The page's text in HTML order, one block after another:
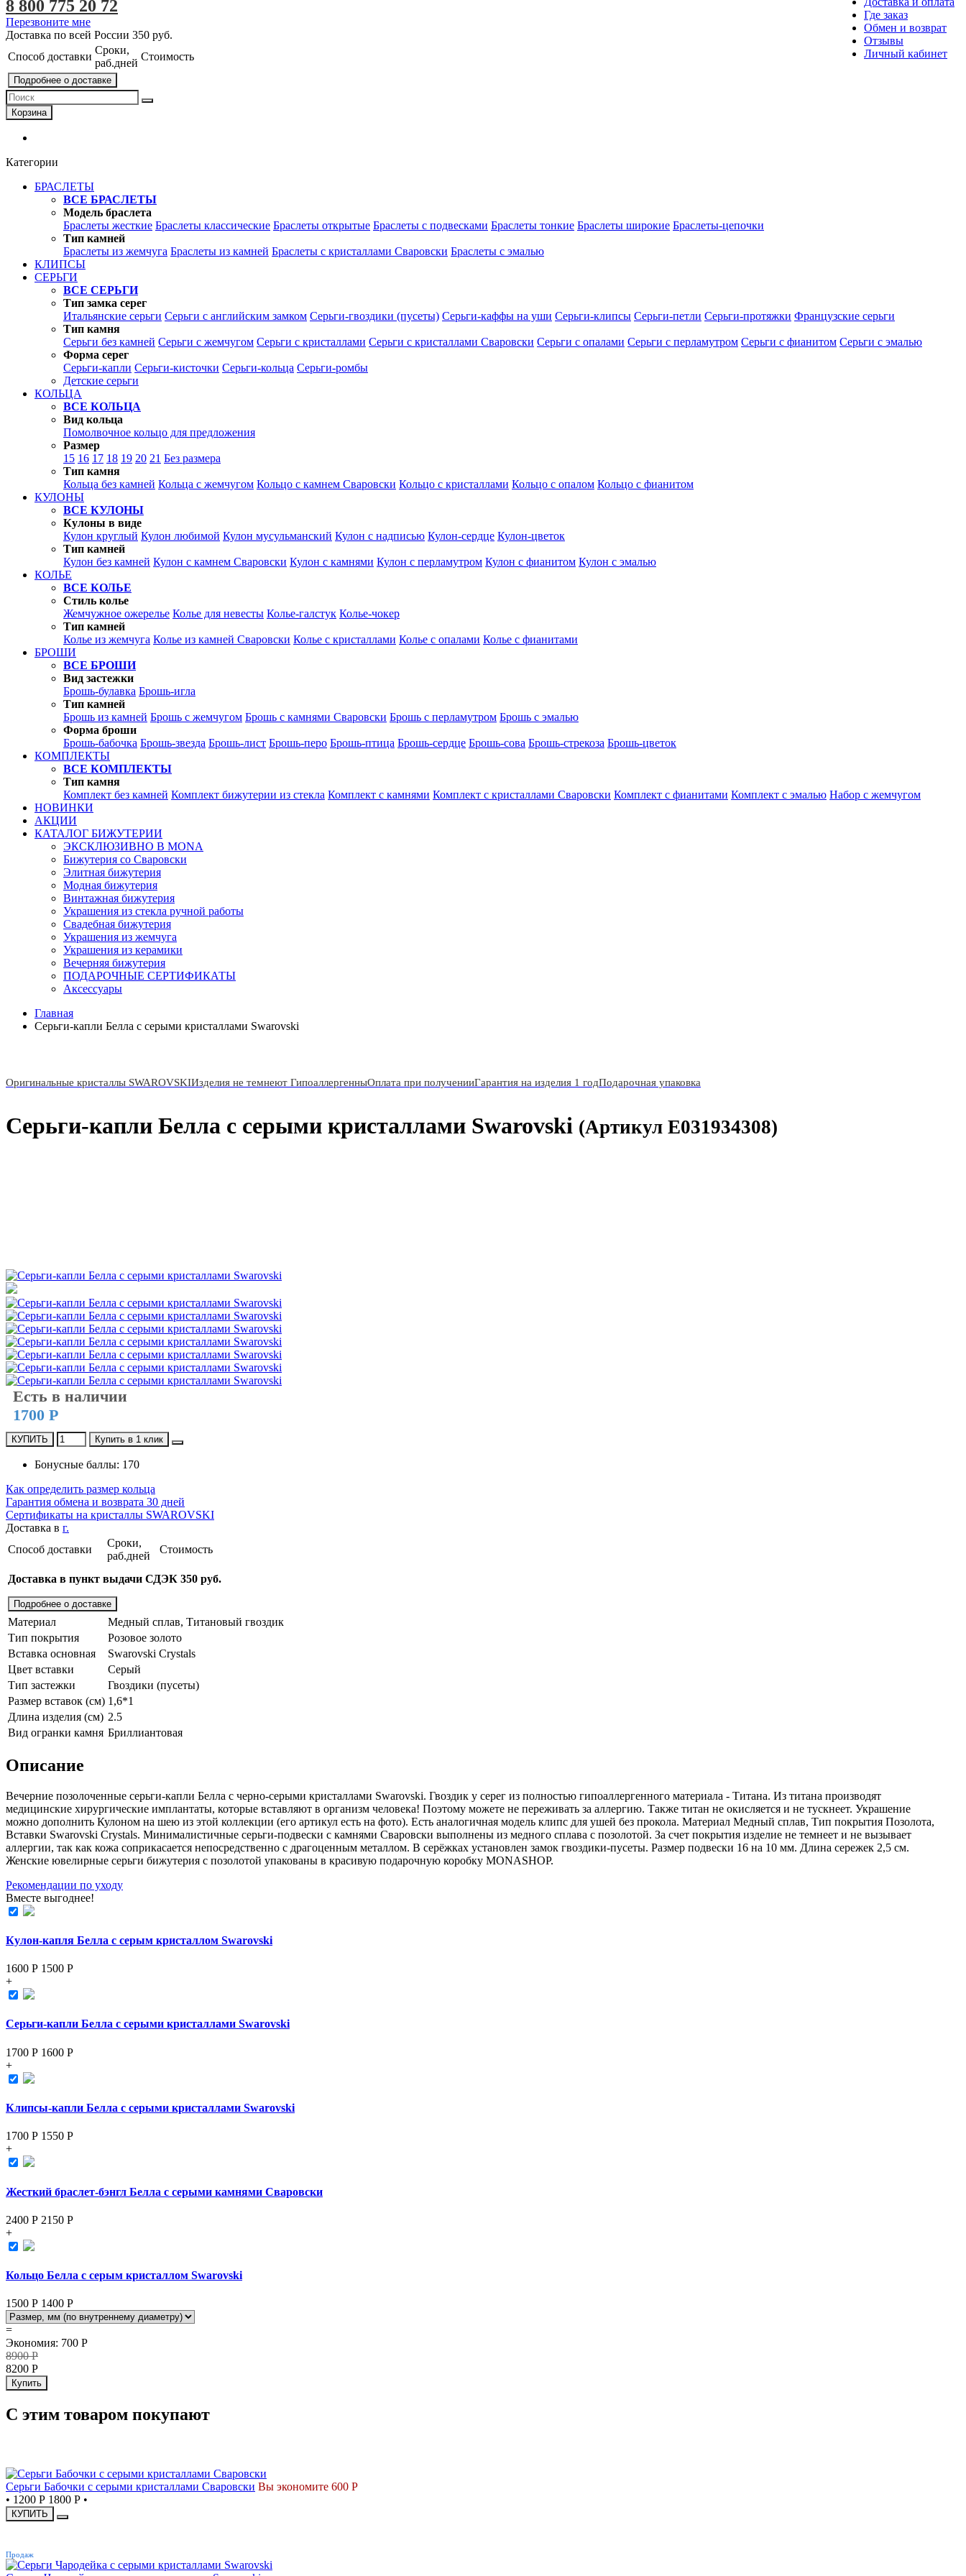
Где заказ
Обмен и возврат
Отзывы
Личный кабинет
8 800 775 20 72
Перезвоните мне
Доставка по всей России 350 руб.
Способ доставки
Сроки,
раб.дней
Стоимость
Подробнее о доставке
Корзина
Категории
БРАСЛЕТЫ
ВСЕ БРАСЛЕТЫ
Модель браслета
Браслеты жесткие Браслеты классические Браслеты открытые Браслеты с подвесками Браслеты тонкие Браслеты широкие Браслеты-цепочки
Тип камней
Браслеты из жемчуга Браслеты из камней Браслеты с кристаллами Сваровски Браслеты с эмалью
КЛИПСЫ
СЕРЬГИ
ВСЕ СЕРЬГИ
Тип замка серег
Итальянские серьги Серьги с английским замком Серьги-гвоздики (пусеты) Серьги-каффы на уши Серьги-клипсы Серьги-петли Серьги-протяжки Французские серьги
Тип камня
Серьги без камней Серьги с жемчугом Серьги с кристаллами Серьги с кристаллами Сваровски Серьги с опалами Серьги с перламутром Серьги с фианитом Серьги с эмалью
Форма серег
Серьги-капли Серьги-кисточки Серьги-кольца Серьги-ромбы
Детские серьги
КОЛЬЦА
ВСЕ КОЛЬЦА
Вид кольца
Помолвочное кольцо для предложения
Размер
15 16 17 18 19 20 21 Без размера
Тип камня
Кольца без камней Кольца с жемчугом Кольцо с камнем Сваровски Кольцо с кристаллами Кольцо с опалом Кольцо с фианитом
КУЛОНЫ
ВСЕ КУЛОНЫ
Кулоны в виде
Кулон круглый Кулон любимой Кулон мусульманский Кулон с надписью Кулон-сердце Кулон-цветок
Тип камней
Кулон без камней Кулон с камнем Сваровски Кулон с камнями Кулон с перламутром Кулон с фианитом Кулон с эмалью
КОЛЬЕ
ВСЕ КОЛЬЕ
Стиль колье
Жемчужное ожерелье Колье для невесты Колье-галстук Колье-чокер
Тип камней
Колье из жемчуга Колье из камней Сваровски Колье с кристаллами Колье с опалами Колье с фианитами
БРОШИ
ВСЕ БРОШИ
Вид застежки
Брошь-булавка Брошь-игла
Тип камней
Брошь из камней Брошь с жемчугом Брошь с камнями Сваровски Брошь с перламутром Брошь с эмалью
Форма броши
Брошь-бабочка Брошь-звезда Брошь-лист Брошь-перо Брошь-птица Брошь-сердце Брошь-сова Брошь-стрекоза Брошь-цветок
КОМПЛЕКТЫ
ВСЕ КОМПЛЕКТЫ
Тип камня
Комплект без камней Комплект бижутерии из стекла Комплект с камнями Комплект с кристаллами Сваровски Комплект с фианитами Комплект с эмалью Набор с жемчугом
НОВИНКИ
АКЦИИ
КАТАЛОГ БИЖУТЕРИИ
ЭКСКЛЮЗИВНО В MONA
Бижутерия со Сваровски
Элитная бижутерия
Модная бижутерия
Винтажная бижутерия
Украшения из стекла ручной работы
Свадебная бижутерия
Украшения из жемчуга
Украшения из керамики
Вечерняя бижутерия
ПОДАРОЧНЫЕ СЕРТИФИКАТЫ
Аксессуары
Главная
Серьги-капли Белла с серыми кристаллами Swarovski
Оригинальные кристаллы SWAROVSKIИзделия не темнеют ГипоаллергенныОплата при полученииГарантия на изделия 1 годПодарочная упаковка
Серьги-капли Белла с серыми кристаллами Swarovski (Артикул E031934308)
Есть в наличии
1700 Р
КУПИТЬ Купить в 1 клик
Бонусные баллы: 170
Как определить размер кольца
Гарантия обмена и возврата 30 дней
Сертификаты на кристаллы SWAROVSKI
Доставка в г.
Способ доставки
Сроки,
раб.дней
Стоимость
Доставка в пункт выдачи СДЭК 350 руб.
Подробнее о доставке
Материал
Медный сплав, Титановый гвоздик
Тип покрытия
Розовое золото
Вставка основная
Swarovski Crystals
Цвет вставки
Серый
Тип застежки
Гвоздики (пусеты)
Размер вставок (см) 1,6*1
Длина изделия (см) 2.5
Вид огранки камня Бриллиантовая
Описание
Вечерние позолоченные серьги-капли Белла с черно-серыми кристаллами Swarovski. Гвоздик у серег из полностью гипоаллергенного материала - Титана. Из титана производят
медицинские хирургические имплантаты, которые вставляют в организм человека! Поэтому можете не переживать за аллергию. Также титан не окисляется и не тускнеет. Украшение
можно дополнить Кулоном на шею из этой коллекции (его aртикул есть на фoто). Есть аналогичная модель клипс для ушей без прокола. Материал Медный сплав, Тип покрытия Позолота,
Вставки Swarovski Crystals. Минималистичные серьги-подвески с камнями Сваровски выполнены из медного сплава с позолотой. За счет покрытия изделие не темнеет и не вызывает
аллергии, так как кожа соприкасается непосредственно с драгоценным металлом. В серёжках установлен замок гвоздики-пусеты. Размер подвески 16 на 10 мм. Длина сережек 2,5 см.
Женские ювелирные серьги бижутерия с позолотой упакованы в красивую подарочную коробку MONASHOP.
Рекомендации по уходу
Вместе выгоднее!
Кулон-капля Белла с серым кристаллом Swarovski
1600 Р 1500 Р
+
Серьги-капли Белла с серыми кристаллами Swarovski
1700 Р 1600 Р
+
Клипсы-капли Белла с серыми кристаллами Swarovski
1700 Р 1550 Р
+
Жесткий браслет-бэнгл Белла с серыми камнями Сваровски
2400 Р 2150 Р
+
Кольцо Белла с серым кристаллом Swarovski
1500 Р 1400 Р
=
Экономия: 700 Р
8900Р
8200 Р
Купить
С этим товаром покупают
Серьги Бабочки с серыми кристаллами Сваровски Вы экономите 600 Р
• 1200 Р 1800 Р •
КУПИТЬ
Продаж